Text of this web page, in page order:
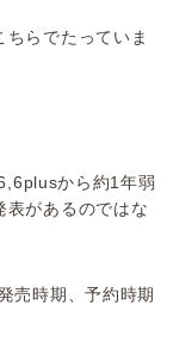
らでたっていま
から約1年弱
表があるのではな
売時期、予約時期